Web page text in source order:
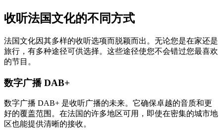
收听法国文化的不同方式
法国文化因其多样的收听选项而脱颖而出。无论您是在家还是
旅行，有多种途径可供选择。这些途径使您不会错过您最喜欢
的节目。
数字广播 DAB+
数字广播 DAB+ 是收听广播的未来。它确保卓越的音质和更
好的覆盖范围。在法国的许多地区可用，即使在密集的城市地
区也能提供清晰的接收。